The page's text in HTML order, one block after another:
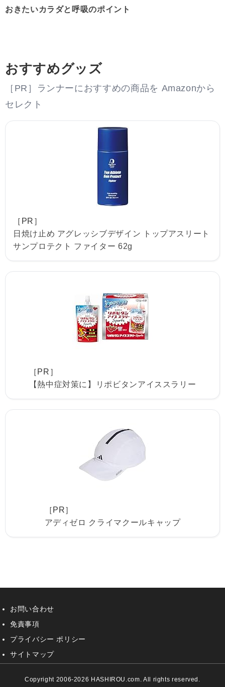
おきたいカラダと呼吸のポイント
おすすめグッズ
［PR］ランナーにおすすめの商品を Amazonから
セレクト
［PR］
日焼け止め アグレッシブデザイン トップアスリート
サンプロテクト ファイター 62g
［PR］
【熱中症対策に】リポビタンアイススラリー
［PR］
アディゼロ クライマクールキャップ
お問い合わせ
免責事項
プライバシー ポリシー
サイトマップ
Copyright 2006-2026 HASHIROU.com. All rights reserved.